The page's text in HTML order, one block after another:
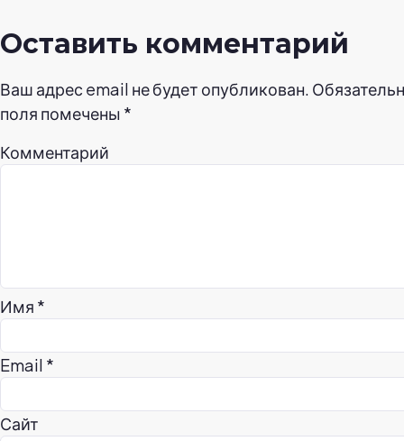
Оставить комментарий
Ваш адрес email не будет опубликован.
поля помечены *
Комментарий
Имя *
Email *
Сайт